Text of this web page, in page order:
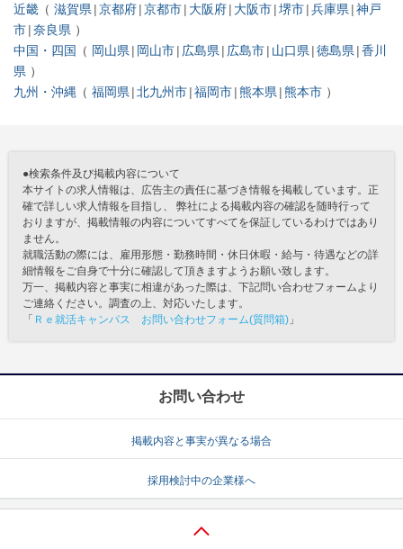
近畿
滋賀県 京都府 京都市 大阪府 大阪市 堺市 兵庫県 神戸
市 奈良県
中国・四国
岡山県 岡山市 広島県 広島市 山口県 徳島県 香川
県
九州・沖縄
福岡県 北九州市 福岡市 熊本県 熊本市
●検索条件及び掲載内容について
本サイトの求人情報は、広告主の責任に基づき情報を掲載しています。正
確で詳しい求人情報を目指し、 弊社による掲載内容の確認を随時行って
おりますが、掲載情報の内容についてすべてを保証しているわけではあり
ません。
就職活動の際には、雇用形態・勤務時間・休日休暇・給与・待遇などの詳
細情報をご自身で十分に確認して頂きますようお願い致します。
万一、掲載内容と事実に相違があった際は、下記問い合わせフォームより
ご連絡ください。調査の上、対応いたします。
「 Ｒｅ就活キャンパス お問い合わせフォーム(質問箱) 」
お問い合わせ
掲載内容と事実が異なる場合
採用検討中の企業様へ